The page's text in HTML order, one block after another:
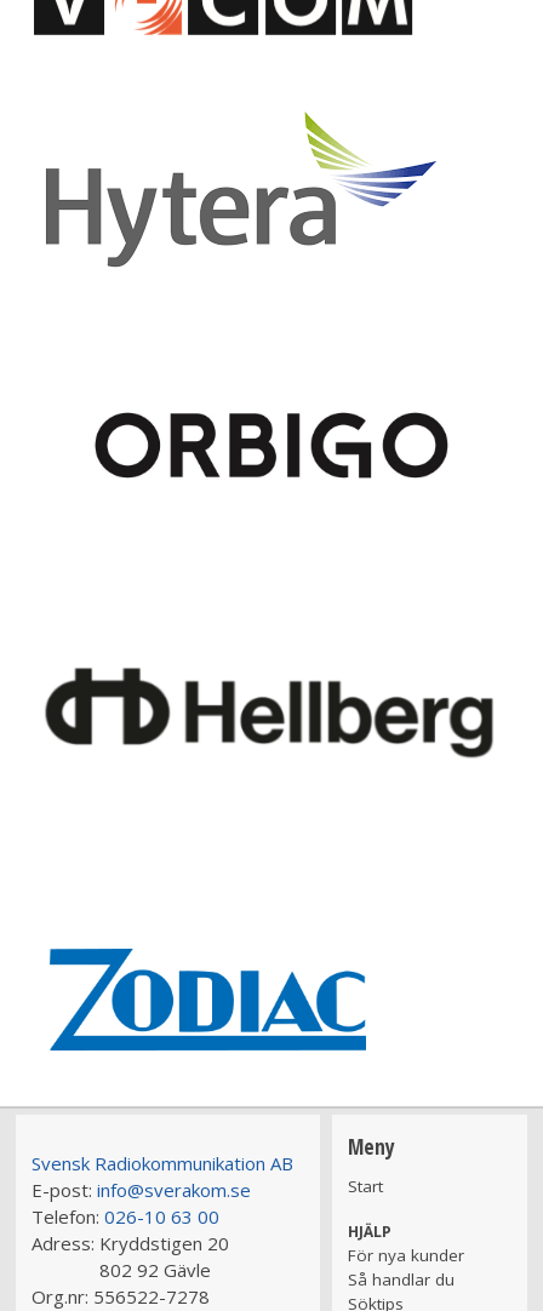
Svensk Radiokommunikation AB
E-post: info@sverakom.se
Telefon: 026-10 63 00
Adress: Kryddstigen 20
802 92 Gävle
Org.nr: 556522-7278
Meny
Start
HJÄLP
För nya kunder
Så handlar du
Söktips